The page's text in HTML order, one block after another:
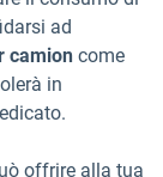
ad
camion come
in
offrire alla tua